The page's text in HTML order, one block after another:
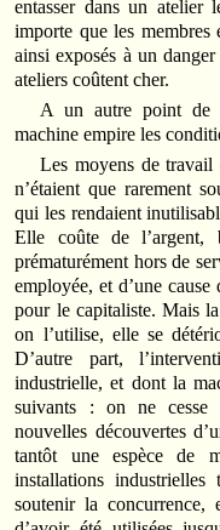
entasser dans un atelier
importe que les membres
ainsi exposés à un
ateliers coûtent cher.
A un autre point de
machine empire les
Les moyens de travail
n’étaient que rarement
qui les rendaient
Elle coûte de l’argent,
prématurément hors de
employée, et d’une
pour le capitaliste. Mais
on l’utilise, elle se
D’autre part,
industrielle, et dont la
suivants : on ne cesse
nouvelles découvertes
tantôt une espèce de
installations industrielles
soutenir la concurrence,